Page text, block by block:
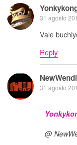
31 agosto
Vale
Reply
31 agosto
@